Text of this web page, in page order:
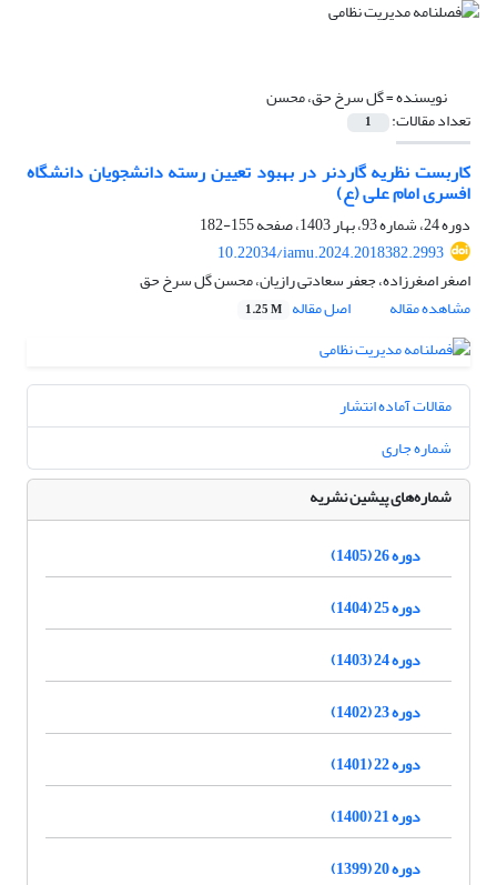
نویسنده =گل سرخ حق، محسن
تعداد مقالات: 1
کاربست نظریه گاردنر در بهبود تعیین رسته دانشجویان دانشگاه
افسری امام علی‌ (ع)
دوره 24، شماره 93، بهار 1403، صفحه
155-182
10.22034/iamu.2024.2018382.2993
اصغر اصغرزاده، جعفر سعادتی رازیان، محسن گل سرخ حق
مشاهده مقاله
اصل مقاله 1.25 M
مقالات آماده انتشار
شماره جاری
شماره‌های پیشین نشریه
دوره 26 (1405)
دوره 25 (1404)
دوره 24 (1403)
دوره 23 (1402)
دوره 22 (1401)
دوره 21 (1400)
دوره 20 (1399)